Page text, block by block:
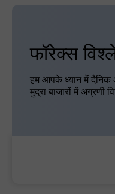
फॉरेक्स
हम आपके ध्यान में दैनिक
मुद्रा बाजारों में अग्रणी